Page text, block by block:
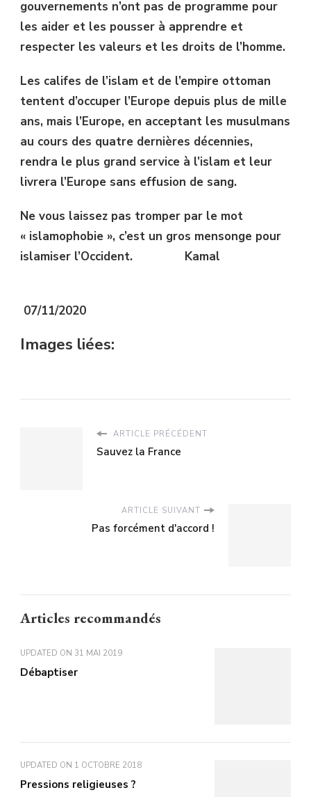
gouvernements n’ont pas de programme pour
les aider et les pousser à apprendre et
respecter les valeurs et les droits de l’homme.
Les califes de l’islam et de l’empire ottoman
tentent d’occuper l’Europe depuis plus de mille
ans, mais l’Europe, en acceptant les musulmans
au cours des quatre dernières décennies,
rendra le plus grand service à l’islam et leur
livrera l’Europe sans effusion de sang.
Ne vous laissez pas tromper par le mot
« islamophobie », c’est un gros mensonge pour
islamiser l’Occident. Kamal
07/11/2020
Images liées:
ARTICLE PRÉCÉDENT
Sauvez la France
ARTICLE SUIVANT
Pas forcément d'accord !
Articles recommandés
UPDATED ON 31 MAI 2019
Débaptiser
UPDATED ON 1 OCTOBRE 2018
Pressions religieuses ?